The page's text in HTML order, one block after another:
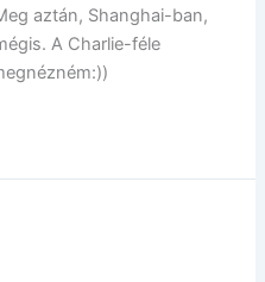
aztán, Shanghai-ban,
A Charlie-féle